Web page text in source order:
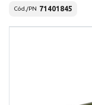
Cód./PN 71401845